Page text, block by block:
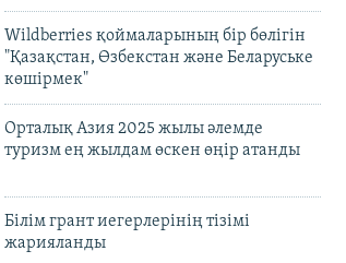
Wildberries қоймаларының бір бөлігін
"Қазақстан, Өзбекстан және Беларуське
көшірмек"
Орталық Азия 2025 жылы әлемде
туризм ең жылдам өскен өңір атанды
Білім грант иегерлерінің тізімі
жарияланды